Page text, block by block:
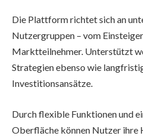
Die Plattform richtet sich an
Nutzergruppen – vom
Marktteilnehmer. Unterstützt
Strategien ebenso wie
Investitionsansätze.
Durch flexible Funktionen und
Oberfläche können Nutzer ihre